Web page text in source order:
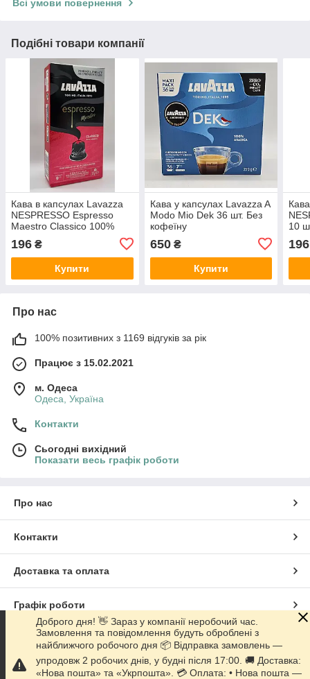
Всі умови повернення
Подібні товари компанії
Кава в капсулах Lavazza
NESPRESSO Espresso
Maestro Classico 100%
196 ₴
Купити
Кава у капсулах Lavazza A
Modo Mio Dek 36 шт. Без
кофеїну
650₴
Купити
10
196
Про нас
100% позитивних з 1169 відгуків за рік
Працює з 15.02.2021
м. Одеса
Одеса, Україна
Контакти
Сьогодні вихідний
Показати весь графік роботи
Про нас
Контакти
Доставка та оплата
Графік роботи
Повна версія сайту
Сайт створено на маркетплейсі Prom.ua
Доброго дня! 👋 Зараз у компанії неробочий час.
Замовлення та повідомлення будуть оброблені з
найближчого робочого дня 📦 Відправка замовлень —
упродовж 2 робочих днів, у будні після 17:00. 🚚 Доставка:
«Нова пошта» та «Укрпошта». 💳 Оплата: • Нова пошта —